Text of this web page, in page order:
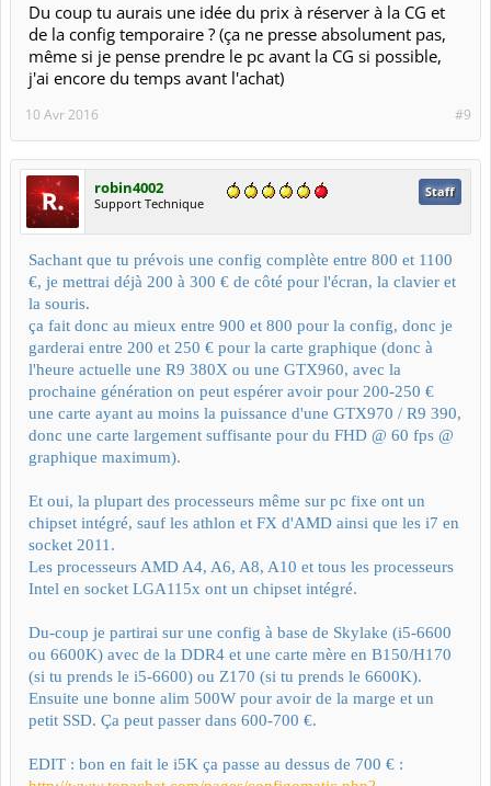
Du coup tu aurais une idée du prix à réserver à la CG et
de la config temporaire ? (ça ne presse absolument pas,
même si je pense prendre le pc avant la CG si possible,
j'ai encore du temps avant l'achat)
#9
10 Avr 2016
robin4002
Support Technique
Staff
Sachant que tu prévois une config complète entre 800 et 1100
€, je mettrai déjà 200 à 300 € de côté pour l'écran, la clavier et
la souris.
ça fait donc au mieux entre 900 et 800 pour la config, donc je
garderai entre 200 et 250 € pour la carte graphique (donc à
l'heure actuelle une R9 380X ou une GTX960, avec la
prochaine génération on peut espérer avoir pour 200-250 €
une carte ayant au moins la puissance d'une GTX970 / R9 390,
donc une carte largement suffisante pour du FHD @ 60 fps @
graphique maximum).
Et oui, la plupart des processeurs même sur pc fixe ont un
chipset intégré, sauf les athlon et FX d'AMD ainsi que les i7 en
socket 2011.
Les processeurs AMD A4, A6, A8, A10 et tous les processeurs
Intel en socket LGA115x ont un chipset intégré.
Du-coup je partirai sur une config à base de Skylake (i5-6600
ou 6600K) avec de la DDR4 et une carte mère en B150/H170
(si tu prends le i5-6600) ou Z170 (si tu prends le 6600K).
Ensuite une bonne alim 500W pour avoir de la marge et un
petit SSD. Ça peut passer dans 600-700 €.
EDIT : bon en fait le i5K ça passe au dessus de 700 € :